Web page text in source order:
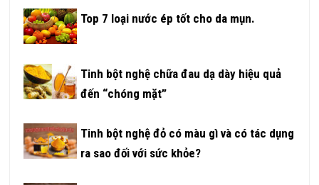
Top 7 loại nước ép tốt cho da mụn.
Tinh bột nghệ chữa đau dạ dày hiệu quả
đến “chóng mặt”
Tinh bột nghệ đỏ có màu gì và có tác dụng
ra sao đối với sức khỏe?